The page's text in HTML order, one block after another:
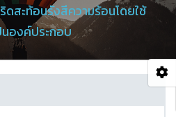
สะท้อนรังสีความร้อนโดยใช้
นองค์ประกอบ